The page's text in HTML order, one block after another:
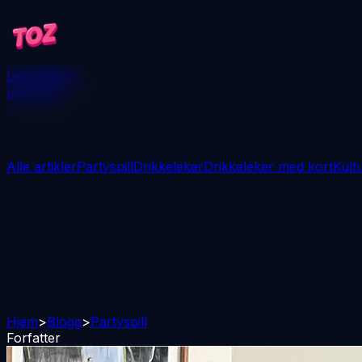
LekerBlogg
Last ned
Alle artiklerPartyspillDrikkelekerDrikkeleker med kort
Hjem>Blogg>Partyspill
Forfatter